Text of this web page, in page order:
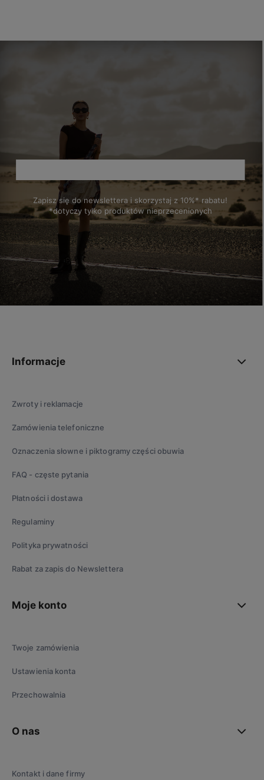
Zapisz się do newslettera i skorzystaj z 10%* rabatu!
*dotyczy tylko produktów nieprzecenionych
Informacje
Zwroty i reklamacje
Zamówienia telefoniczne
Oznaczenia słowne i piktogramy części obuwia
FAQ - częste pytania
Płatności i dostawa
Regulaminy
Polityka prywatności
Rabat za zapis do Newslettera
Moje konto
Twoje zamówienia
Ustawienia konta
Przechowalnia
O nas
Kontakt i dane firmy